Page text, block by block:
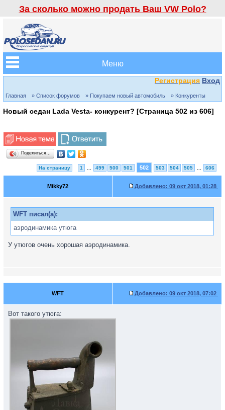
За сколько можно продать Ваш VW Polo?
Меню
Регистрация Вход
Главная » Список форумов » Покупаем новый автомобиль » Конкуренты
Новый седан Lada Vesta- конкурент? [Страница 502 из 606]
Поделиться…
На страницу 1 499 500 501 502 503 504 505 606
Mikky72 Добавлено: 09 окт 2018, 01:28
WFT писал(а):
аэродинамика утюга
У утюгов очень хорошая аэродинамика.
WFT Добавлено: 09 окт 2018, 07:02
Вот такого утюга: